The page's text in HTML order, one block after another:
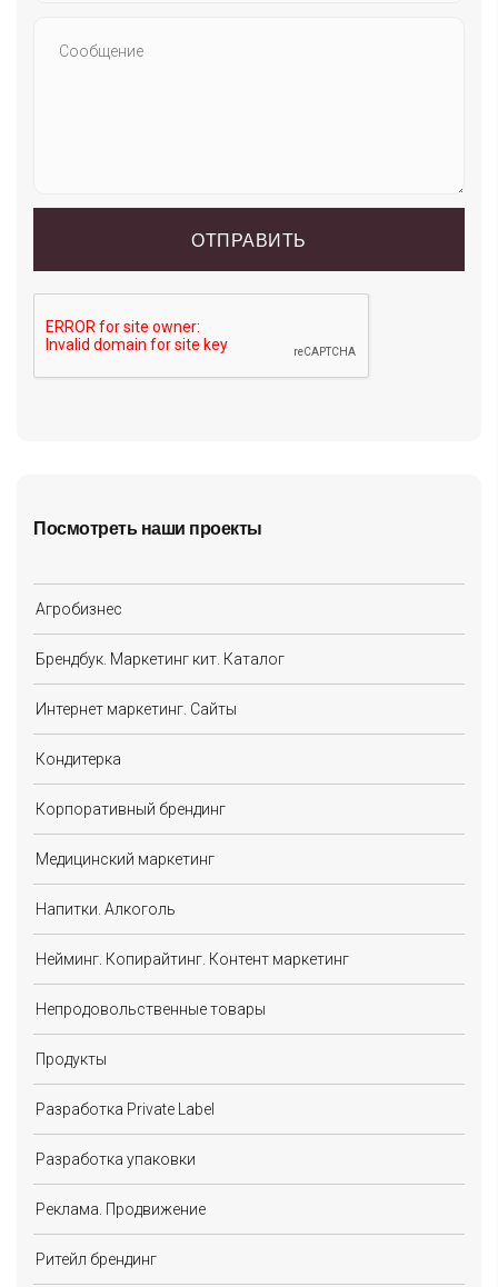
Посмотреть наши проекты
Агробизнес
Брендбук. Маркетинг кит. Каталог
Интернет маркетинг. Сайты
Кондитерка
Корпоративный брендинг
Медицинский маркетинг
Напитки. Алкоголь
Нейминг. Копирайтинг. Контент маркетинг
Непродовольственные товары
Продукты
Разработка Private Label
Разработка упаковки
Реклама. Продвижение
Ритейл брендинг